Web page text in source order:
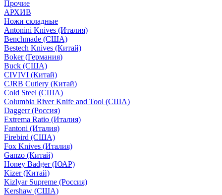
Прочие
АРХИВ
Ножи складные
Antonini Knives (Италия)
Benchmade (США)
Bestech Knives (Китай)
Boker (Германия)
Buck (США)
CIVIVI (Китай)
CJRB Cutlery (Китай)
Cold Steel (США)
Columbia River Knife and Tool (США)
Daggerr (Россия)
Extrema Ratio (Италия)
Fantoni (Италия)
Firebird (США)
Fox Knives (Италия)
Ganzo (Китай)
Honey Badger (ЮАР)
Kizer (Китай)
Kizlyar Supreme (Россия)
Kershaw (США)